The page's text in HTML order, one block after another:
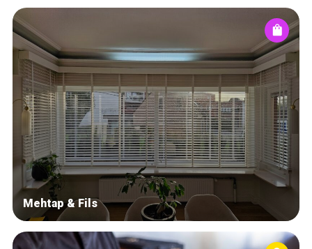
Mehtap & Fils